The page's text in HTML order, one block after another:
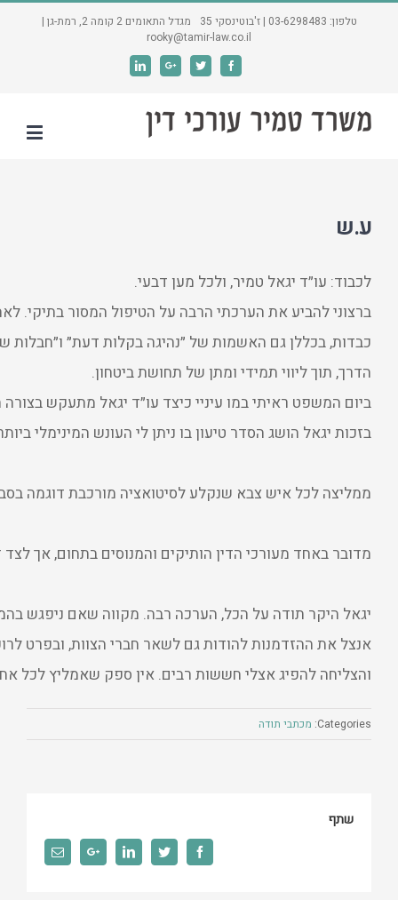
טלפון: 03-6298483 | ז'בוטינסקי 35 מגדל התאומים 2 קומה 2, רמת-גן |
rooky@tamir-law.co.il
Facebook
Twitter
Google+
Linkedin
ע.ש
לכבוד: עו״ד יגאל טמיר, ולכל מען דבעי.
ברצונילהביע את הערכתי הרבה על הטיפול המסור בתיקי.
כבדות,בכללן גם האשמות של ״נהיגה בקלות דעת״ ו״חבלות
הדרך, תוךליווי תמידי ומתן של תחושתביטחון.
ביום המשפט ראיתיבמו עיניי כיצד עו״ד יגאל מתעקש בצורה
בזכות יגאל הושג הסדר טיעון בו ניתן לי העונש המינימלי
ממליצה לכל איש צבא שנקלע לסיטואציה מורכבת דוגמה
מדובר באחד מעורכי הדין הותיקים והמנוסים בתחום,אךלצד
יגאל היקר תודה על הכל, הערכה רבה. מקווה שאם ניפגש
אנצל את ההזדמנותלהודותגם לשאר חברי הצוות, ובפרט
והצליחה להפיגאצלי חששות רבים. אין ספק שאמליץ לכל
Categories: מכתבי תודה
שתף
Facebook
Twitter
Linkedin
Google+
Email